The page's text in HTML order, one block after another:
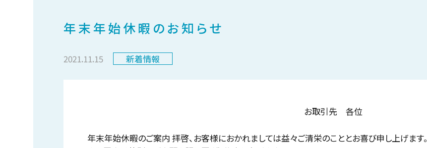
年末年始休暇のお知らせ
2021.11.15 新着情報
お取引先 各位
年末年始休暇のご案内 拝啓、お客様におかれましては益々ご清栄のこととお喜び申し上げます。